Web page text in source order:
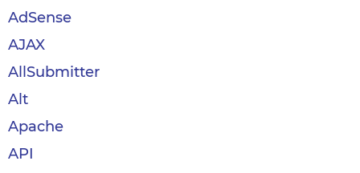
AdSense
AJAX
AllSubmitter
Alt
Apache
API